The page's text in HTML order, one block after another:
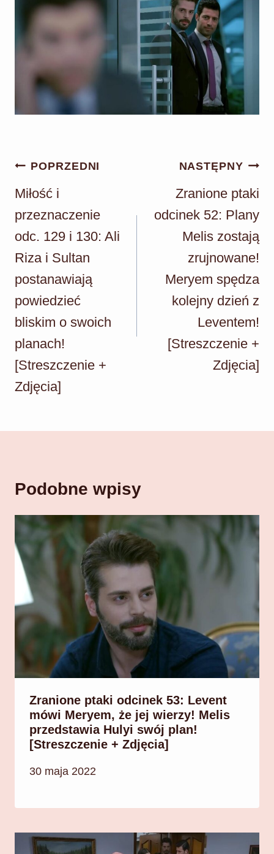
Nawigacja
wpisu
POPRZEDNI
Miłość i
przeznaczenie
odc. 129 i 130: Ali
Riza i Sultan
postanawiają
powiedzieć
bliskim o swoich
planach!
[Streszczenie +
Zdjęcia]
NASTĘPNY
Zranione ptaki
odcinek 52: Plany
Melis zostają
zrujnowane!
Meryem spędza
kolejny dzień z
Leventem!
[Streszczenie +
Zdjęcia]
Podobne wpisy
Zranione ptaki odcinek 53: Levent
mówi Meryem, że jej wierzy! Melis
przedstawia Hulyi swój plan!
[Streszczenie + Zdjęcia]
30 maja 2022